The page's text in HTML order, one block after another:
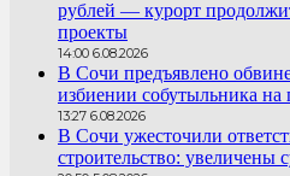
рублей — курорт
проекты
14:00 6.08.2026
В Сочи предъявлено
избиении собутыльника на
13:27 6.08.2026
В Сочи ужесточили
строительство: увеличены